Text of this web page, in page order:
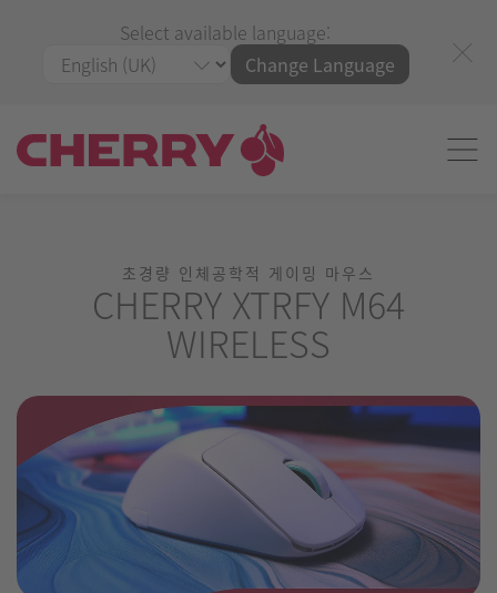
Select available language:
Change Language
초경량 인체공학적 게이밍 마우스
CHERRY XTRFY M64
WIRELESS